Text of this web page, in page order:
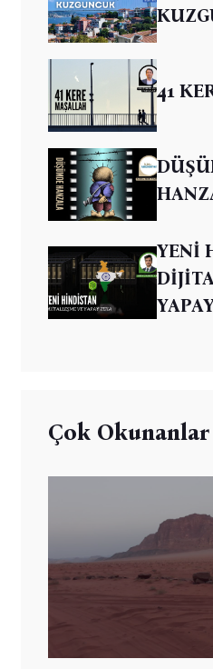
41
YENİ
Çok Okunanlar